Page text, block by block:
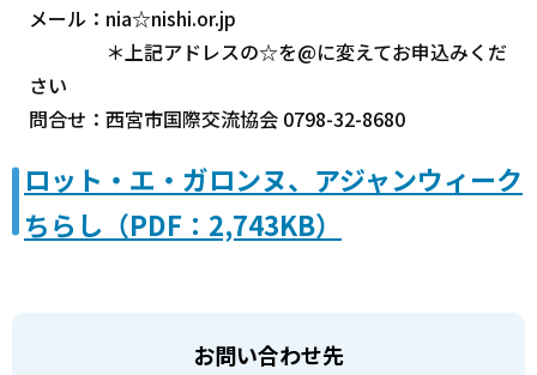
メール：nia☆nishi.or.jp
＊上記アドレスの☆を@に変えてお申込みくだ
さい
問合せ：西宮市国際交流協会 0798-32-8680
ロット・エ・ガロンヌ、アジャンウィーク
ちらし（PDF：2,743KB）
お問い合わせ先